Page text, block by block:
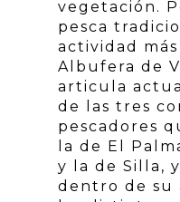
vegetación.
pesca
actividad
Albufera de
articula
de las tres
pescadores
la de El
y la de Silla,
dentro de su